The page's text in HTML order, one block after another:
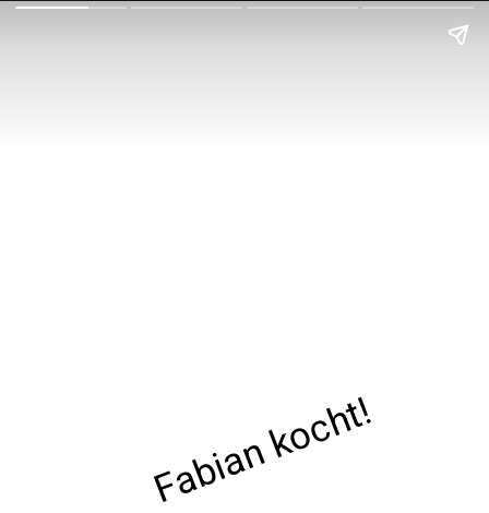
Fabian kocht!